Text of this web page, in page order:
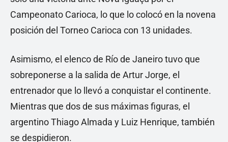
Campeonato Carioca, lo que lo colocó en la novena
posición del Torneo Carioca con 13 unidades.
Asimismo, el elenco de Río de Janeiro tuvo que
sobreponerse a la salida de Artur Jorge, el
entrenador que lo llevó a conquistar el continente.
Mientras que dos de sus máximas figuras, el
argentino Thiago Almada y Luiz Henrique, también
se despidieron.